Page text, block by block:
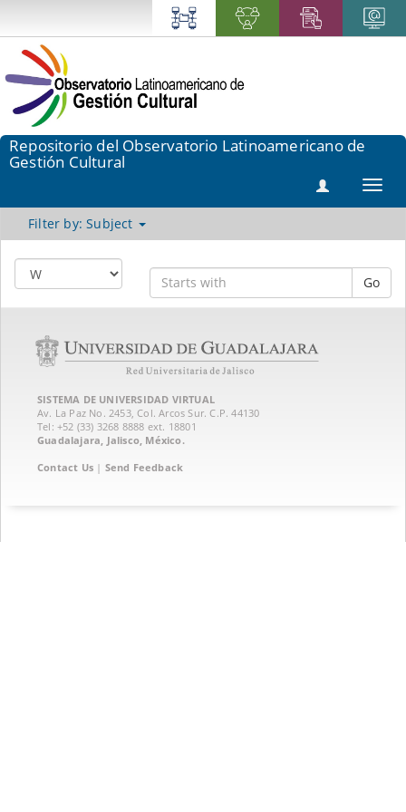
Repositorio del Observatorio Latinoamericano de
Gestión Cultural
Filter by: Subject
Go
SISTEMA DE UNIVERSIDAD VIRTUAL
Av. La Paz No. 2453, Col. Arcos Sur. C.P. 44130
Tel: +52 (33) 3268 8888‏ ext. 18801
Guadalajara, Jalisco, México.
Contact Us | Send Feedback